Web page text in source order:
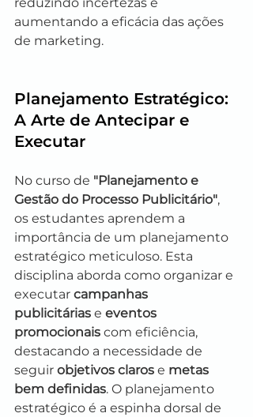
aumentando a eficácia das ações
de marketing.
Planejamento Estratégico:
A Arte de Antecipar e
Executar
No curso de "Planejamento e
Gestão do Processo Publicitário",
os estudantes aprendem a
importância de um planejamento
estratégico meticuloso. Esta
disciplina aborda como organizar e
executar campanhas
publicitárias e eventos
promocionais com eficiência,
destacando a necessidade de
seguir objetivos claros e metas
bem definidas. O planejamento
estratégico é a espinha dorsal de